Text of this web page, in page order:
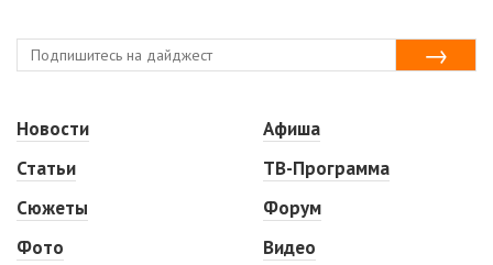
Новости
Статьи
Сюжеты
Фото
Афиша
ТВ-Программа
Форум
Видео